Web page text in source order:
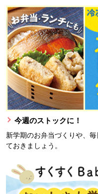
今週のストックに！
新学期のお弁当づくりや、
ておきましょう。